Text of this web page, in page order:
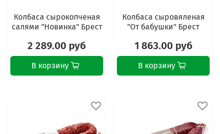
Колбаса сырокопченая
салями "Новинка" Брест
2 289.00 руб
В корзину
Колбаса сыровяленая
"От бабушки" Брест
1 863.00 руб
В корзину